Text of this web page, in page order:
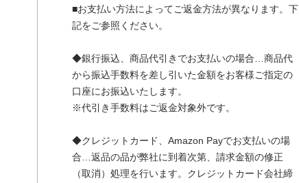
■お支払い方法によってご返金方法が異なります。下
記をご参照ください。
◆銀行振込、商品代引きでお支払いの場合…商品代
から振込手数料を差し引いた金額をお客様ご指定の
口座にお振込いたします。
※代引き手数料はご返金対象外です。
◆クレジットカード、Amazon Payでお支払いの場
合…返品の品が弊社に到着次第、請求金額の修正
（取消）処理を行います。クレジットカード会社締